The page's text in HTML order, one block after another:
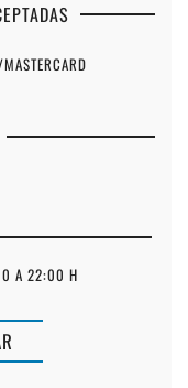
A 22:00 H